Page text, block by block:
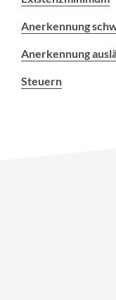
Anerkennung
Anerkennung
Steuern